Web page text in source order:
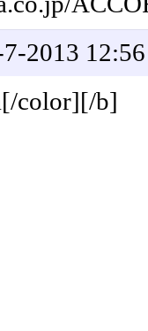
2013 12:56
color][/b]